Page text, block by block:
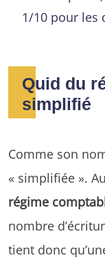
1/10 pour les
Quid du
simplifié
Comme son
« simplifiée ».
régime
nombre
tient donc